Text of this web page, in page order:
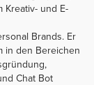
Kreativ- und E-
Brands. Er
in den Bereichen
Chat Bot